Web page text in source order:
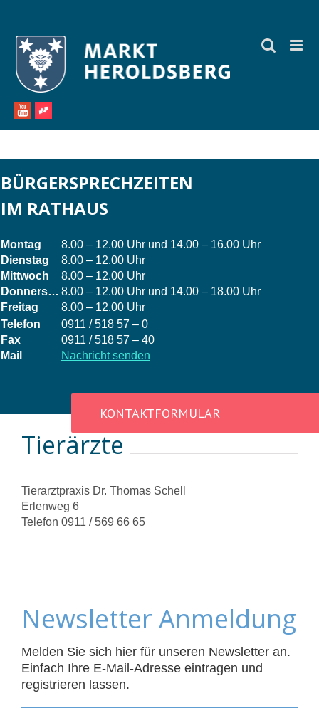
springen
BÜRGERSPRECHZEITEN
IM RATHAUS
Montag
8.00 – 12.00 Uhr und 14.00 – 16.00 Uhr
Dienstag
8.00 – 12.00 Uhr
Mittwoch
8.00 – 12.00 Uhr
Donnerstag 8.00 – 12.00 Uhr und 14.00 – 18.00 Uhr
Freitag
8.00 – 12.00 Uhr
Telefon
0911 / 518 57 – 0
Fax
0911 / 518 57 – 40
Mail
Nachricht senden
KONTAKTFORMULAR
Tierärzte
Tierarztpraxis Dr. Thomas Schell
Erlenweg 6
Telefon 0911 / 569 66 65
Newsletter Anmeldung
Melden Sie sich hier für unseren Newsletter an.
Einfach Ihre E-Mail-Adresse eintragen und
registrieren lassen.